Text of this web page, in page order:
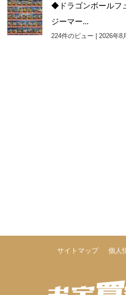
◆ドラゴンボールフ
ジーマー...
224件のビュー |2026年8
サイトマップ 個人